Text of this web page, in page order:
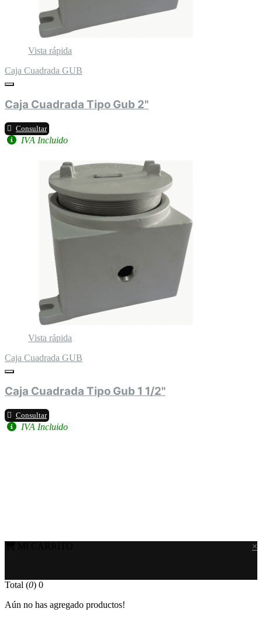
Vista rápida
Caja Cuadrada GUB
Caja Cuadrada Tipo Gub 2"
Consultar
IVA Incluido
Vista rápida
Caja Cuadrada GUB
Caja Cuadrada Tipo Gub 1 1/2"
Consultar
IVA Incluido
×
Total (0) 0
Aún no has agregado productos!